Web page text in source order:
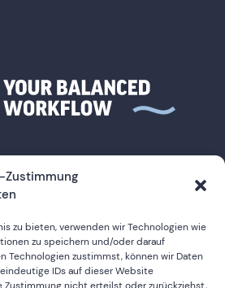
Zustimmung
zu bieten, verwenden wir Technologien wie
zu speichern und/oder darauf
Technologien zustimmst, können wir Daten
IDs auf dieser Website
Impressum